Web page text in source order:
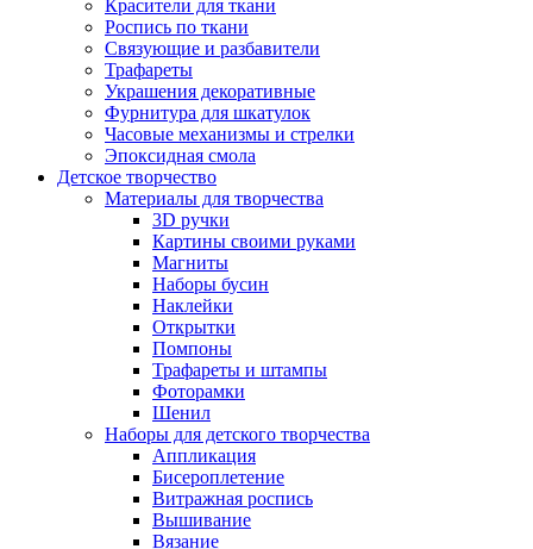
Красители для ткани
Роспись по ткани
Связующие и разбавители
Трафареты
Украшения декоративные
Фурнитура для шкатулок
Часовые механизмы и стрелки
Эпоксидная смола
Детское творчество
Материалы для творчества
3D ручки
Картины своими руками
Магниты
Наборы бусин
Наклейки
Открытки
Помпоны
Трафареты и штампы
Фоторамки
Шенил
Наборы для детского творчества
Аппликация
Бисероплетение
Витражная роспись
Вышивание
Вязание